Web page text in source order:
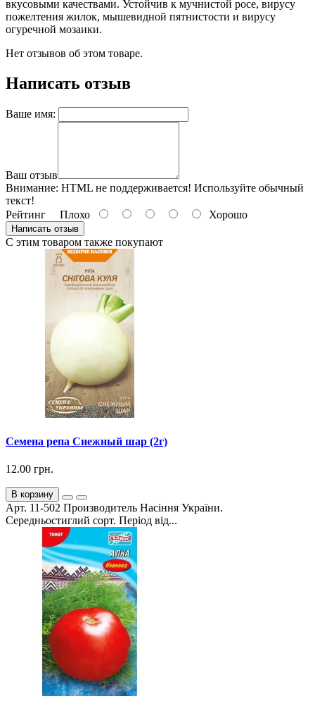
вкусовыми качествами. Устойчив к мучнистой росе, вирусу
пожелтения жилок, мышевидной пятнистости и вирусу
огуречной мозаики.
Нет отзывов об этом товаре.
Написать отзыв
Ваше имя:
Ваш отзыв
Внимание: HTML не поддерживается! Используйте обычный
текст!
Рейтинг Плохо Хорошо
Написать отзыв
С этим товаром также покупают
Семена репа Снежный шар (2г)
12.00 грн.
В корзину
Арт. 11-502 Производитель Насіння України.
Середньостиглий сорт. Період від...